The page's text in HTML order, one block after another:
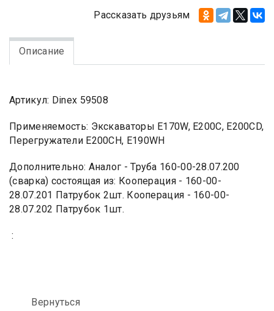
Рассказать друзьям
Описание
Артикул: Dinex 59508
Применяемость: Экскаваторы Е170W, Е200C, Е200CD,
Перегружатели Е200CH, Е190WH
Дополнительно: Аналог - Труба 160-00-28.07.200
(сварка) состоящая из: Кооперация - 160-00-
28.07.201 Патрубок 2шт. Кооперация - 160-00-
28.07.202 Патрубок 1шт.
:
Вернуться